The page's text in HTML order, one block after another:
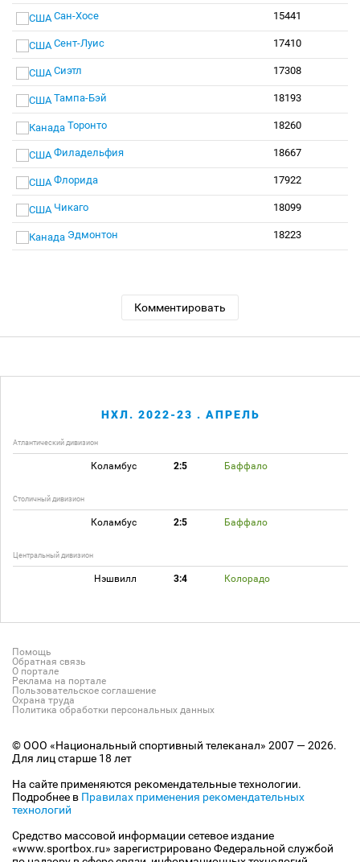
Сан-Хосе 15441
Сент-Луис 17410
Сиэтл 17308
Тампа-Бэй 18193
Торонто 18260
Филадельфия 18667
Флорида 17922
Чикаго 18099
Эдмонтон 18223
Комментировать
НХЛ. 2022-23 . АПРЕЛЬ
Атлантический дивизион
Коламбус 2:5 Баффало
Столичный дивизион
Коламбус 2:5 Баффало
Центральный дивизион
Нэшвилл 3:4 Колорадо
Помощь
Обратная связь
О портале
Реклама на портале
Пользовательское соглашение
Охрана труда
Политика обработки персональных данных
© ООО «Национальный спортивный телеканал» 2007 — 2026.
Для лиц старше 18 лет
На сайте применяются рекомендательные технологии.
Подробнее в Правилах применения рекомендательных
технологий
Средство массовой информации сетевое издание
«www.sportbox.ru» зарегистрировано Федеральной службой